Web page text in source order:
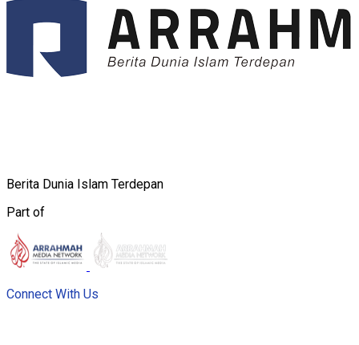
Berita Dunia Islam Terdepan
Part of
Connect With Us